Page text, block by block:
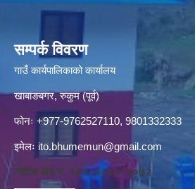
सम्पर्क विवरण
गाउँ कार्यपालिकाको कार्यालय
खाबाङबगर, रुकुम (पूर्व)
फोनः +977-9762527110, 9801332333
इमेलः ito.bhumemun@gmail.com
नोटिस बोर्ड नं. १६१८०८८४१३०७२